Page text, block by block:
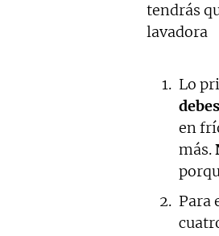
tendrás
lavadora
Lo
en
más.
Para